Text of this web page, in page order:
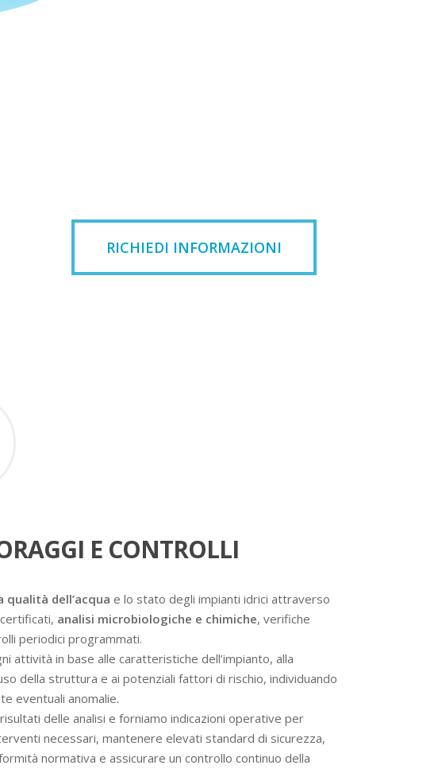
RICHIEDI INFORMAZIONI
E CONTROLLI
dell’acqua e lo stato degli impianti idrici attraverso
analisi microbiologiche e chimiche, verifiche
periodici programmati.
attività in base alle caratteristiche dell’impianto, alla
della struttura e ai potenziali fattori di rischio, individuando
eventuali anomalie.
delle analisi e forniamo indicazioni operative per
necessari, mantenere elevati standard di sicurezza,
normativa e assicurare un controllo continuo della